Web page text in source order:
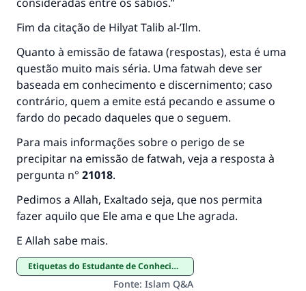
Fim da citação de Hilyat Talib al-’Ilm.
Quanto à emissão de fatawa (respostas), esta é uma
questão muito mais séria. Uma fatwah deve ser
baseada em conhecimento e discernimento; caso
contrário, quem a emite está pecando e assume o
fardo do pecado daqueles que o seguem.
Para mais informações sobre o perigo de se
precipitar na emissão de fatwah, veja a resposta à
pergunta n° 21018.
Pedimos a Allah, Exaltado seja, que nos permita
fazer aquilo que Ele ama e que Lhe agrada.
E Allah sabe mais.
Etiquetas do Estudante de Conhecimento
Fonte: Islam Q&A